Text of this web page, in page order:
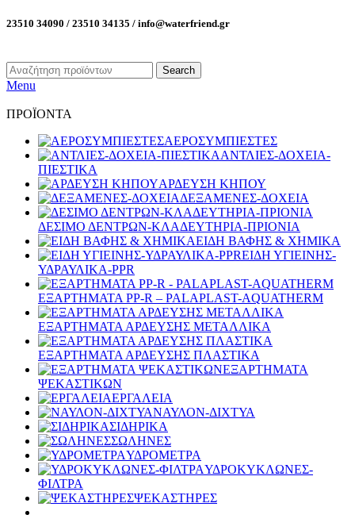
23510 34090 / 23510 34135 / info@waterfriend.gr
Search
Menu
ΠΡΟΪΟΝΤΑ
ΑΕΡΟΣΥΜΠΙΕΣΤΕΣ
ΑΝΤΛΙΕΣ-ΔΟΧΕΙΑ-
ΠΙΕΣΤΙΚΑ
ΑΡΔΕΥΣΗ ΚΗΠΟΥ
ΔΕΞΑΜΕΝΕΣ-ΔΟΧΕΙΑ
ΔΕΣΙΜΟ ΔΕΝΤΡΩΝ-ΚΛΑΔΕΥΤΗΡΙΑ-ΠΡΙΟΝΙΑ
ΕΙΔΗ ΒΑΦΗΣ & ΧΗΜΙΚΑ
ΕΙΔΗ ΥΓΙΕΙΝΗΣ-
ΥΔΡΑΥΛΙΚΑ-PPR
ΕΞΑΡΤΗΜΑΤΑ PP-R – PALAPLAST-AQUATHERM
ΕΞΑΡΤΗΜΑΤΑ ΑΡΔΕΥΣΗΣ ΜΕΤΑΛΛΙΚΑ
ΕΞΑΡΤΗΜΑΤΑ ΑΡΔΕΥΣΗΣ ΠΛΑΣΤΙΚΑ
ΕΞΑΡΤΗΜΑΤΑ
ΨΕΚΑΣΤΙΚΩΝ
ΕΡΓΑΛΕΙΑ
ΝΑΥΛΟΝ-ΔΙΧΤΥΑ
ΣΙΔΗΡΙΚΑ
ΣΩΛΗΝΕΣ
ΥΔΡΟΜΕΤΡΑ
ΥΔΡΟΚΥΚΛΩΝΕΣ-
ΦΙΛΤΡΑ
ΨΕΚΑΣΤΗΡΕΣ